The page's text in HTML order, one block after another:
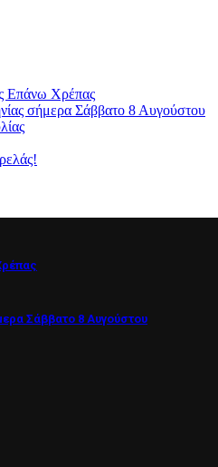
Επάνω Χρέπας
σήμερα Σάββατο 8 Αυγούστου
Σάββατο 8 Αυγούστου